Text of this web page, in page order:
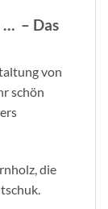
… – Das
von
schön
die